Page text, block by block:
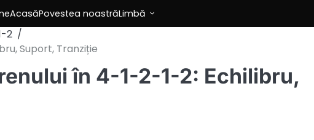
AcasăPovestea noastrăLimbă
2
Suport, Tranziție
în 4-1-2-1-2: Echilibru,